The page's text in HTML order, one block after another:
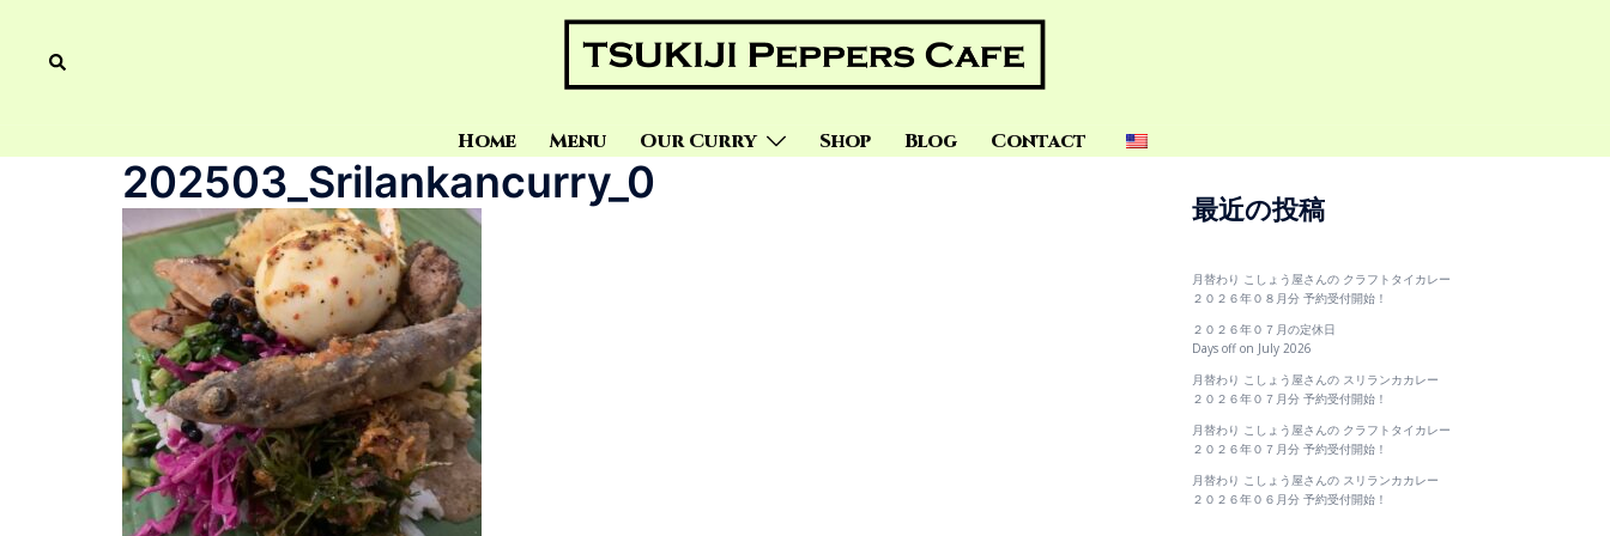
Home Menu Our Curry Shop Blog Contact
202503_Srilankancurry_0
最近の投稿
月替わり こしょう屋さんの クラフトタイカレー
２０２６年０８月分 予約受付開始！
２０２６年０７月の定休日
Days off on July 2026
月替わり こしょう屋さんの スリランカカレー
２０２６年０７月分 予約受付開始！
月替わり こしょう屋さんの クラフトタイカレー
２０２６年０７月分 予約受付開始！
月替わり こしょう屋さんの スリランカカレー
２０２６年０６月分 予約受付開始！